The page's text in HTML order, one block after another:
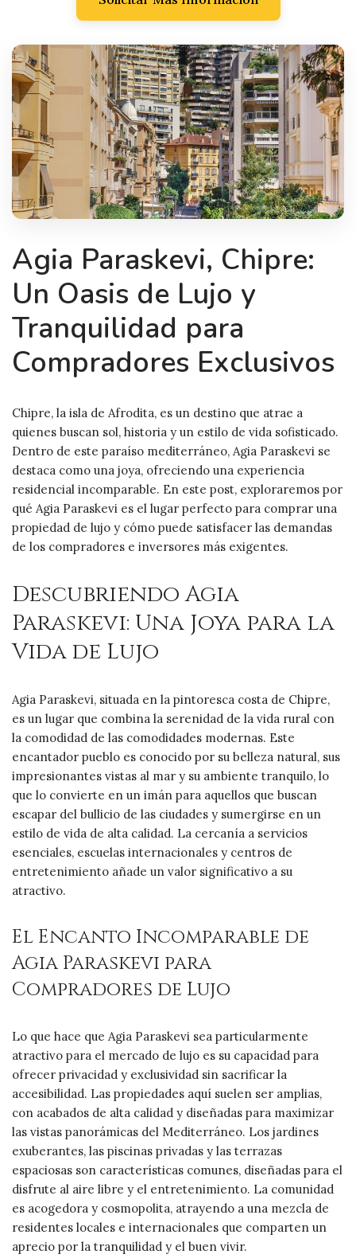
Agia Paraskevi, Chipre:
Un Oasis de Lujo y
Tranquilidad para
Compradores Exclusivos
Chipre, la isla de Afrodita, es un destino que atrae a
quienes buscan sol, historia y un estilo de vida sofisticado.
Dentro de este paraíso mediterráneo, Agia Paraskevi se
destaca como una joya, ofreciendo una experiencia
residencial incomparable. En este post, exploraremos por
qué Agia Paraskevi es el lugar perfecto para comprar una
propiedad de lujo y cómo puede satisfacer las demandas
de los compradores e inversores más exigentes.
Descubriendo Agia
Paraskevi: Una Joya para la
Vida de Lujo
Agia Paraskevi, situada en la pintoresca costa de Chipre,
es un lugar que combina la serenidad de la vida rural con
la comodidad de las comodidades modernas. Este
encantador pueblo es conocido por su belleza natural, sus
impresionantes vistas al mar y su ambiente tranquilo, lo
que lo convierte en un imán para aquellos que buscan
escapar del bullicio de las ciudades y sumergirse en un
estilo de vida de alta calidad. La cercanía a servicios
esenciales, escuelas internacionales y centros de
entretenimiento añade un valor significativo a su
atractivo.
El Encanto Incomparable de
Agia Paraskevi para
Compradores de Lujo
Lo que hace que Agia Paraskevi sea particularmente
atractivo para el mercado de lujo es su capacidad para
ofrecer privacidad y exclusividad sin sacrificar la
accesibilidad. Las propiedades aquí suelen ser amplias,
con acabados de alta calidad y diseñadas para maximizar
las vistas panorámicas del Mediterráneo. Los jardines
exuberantes, las piscinas privadas y las terrazas
espaciosas son características comunes, diseñadas para el
disfrute al aire libre y el entretenimiento. La comunidad
es acogedora y cosmopolita, atrayendo a una mezcla de
residentes locales e internacionales que comparten un
aprecio por la tranquilidad y el buen vivir.